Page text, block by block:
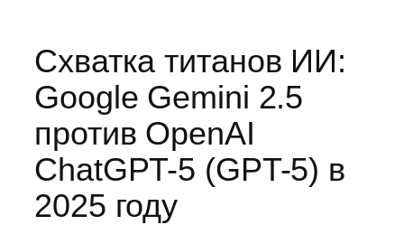
Схватка титанов ИИ:
Google Gemini 2.5
против OpenAI
ChatGPT-5 (GPT-5) в
2025 году